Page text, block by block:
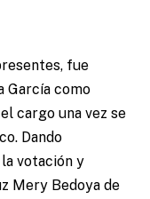
fue
García como
cargo una vez se
Dando
votación y
Mery Bedoya de